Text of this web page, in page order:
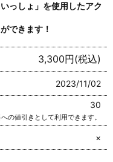
っしょ」を使用したアク
できます！
3,300円(税込)
2023/11/02
30
の値引きとして利用できます。
×